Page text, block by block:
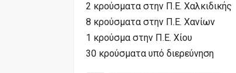
2 κρούσματα στην Π.Ε. Χαλκιδικής
8 κρούσματα στην Π.Ε. Χανίων
1 κρούσμα στην Π.Ε. Χίου
30 κρούσματα υπό διερεύνηση